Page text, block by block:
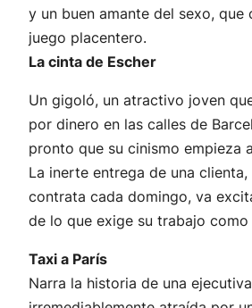
y un buen amante del sexo, que
juego placentero.
La cinta de Escher
Un gigoló, un atractivo joven
por dinero en las calles de
pronto que su cinismo empieza
La inerte entrega de una
contrata cada domingo, va
de lo que exige su trabajo
Taxi a París
Narra la historia de una